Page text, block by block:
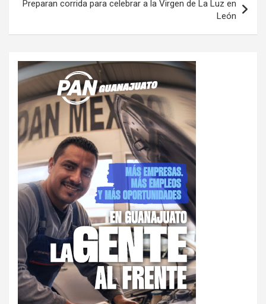
Preparan corrida para celebrar a la Virgen de La Luz en
León